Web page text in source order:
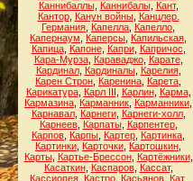
Каннибаллы, Каннибалы, Кант,
Кантор, Канун войны, Канцлер.
Германия Капелла Капелло
Капернаум
Каперсы Капильская
Капица, Капоне, Капри, Капричос
Кара-Мурза, Караваджо, Карате,
Кардинал, Кардиналы, Карелия,
Карен Строн Каренина Карета
Карикатура, Карл III Карлин, Карма,
Кармазина Карманник Карманники
Карнавал, Карнеги, Карнеги-холл,
Карнеев, Карпаты, Карпентер,
Карпов Карпы Картер Картинка
Картинки Карточки Картошкин
Карты, Картье-Брессон, Картёжники,
Касаткин, Каспаров, Кассат,
Кассиопея Кастро Касьянов Кат,